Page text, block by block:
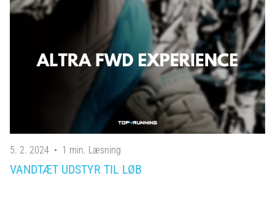
5. 2. 2024 • 1 min. Læsning
VANDTÆT UDSTYR TIL LØB